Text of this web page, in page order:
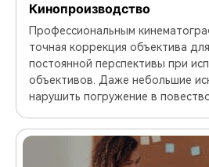
Кинопроизводство
Профессиональным
точная коррекция объектива
постоянной перспективы при
объективов. Даже небольшие
нарушить погружение в